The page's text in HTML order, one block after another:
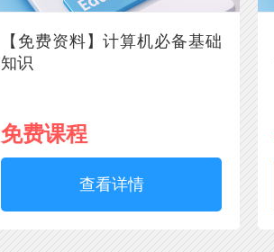
【免费资料】计算机必备基础
知识
免费课程
查看详情